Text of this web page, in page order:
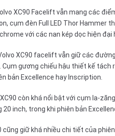
XC90 Facelift vẫn mang các
cụm đèn Full LED Thor Hammer
với các nan kép dọc hiện đại
XC90 facelift vẫn giữ các
Cụm gương chiếu hậu thiết kế
bản Excellence hay Inscription.
còn khá nổi bật với cụm la-
inch, trong khi phiên bản
cũng giữ khá nhiều chi tiết của